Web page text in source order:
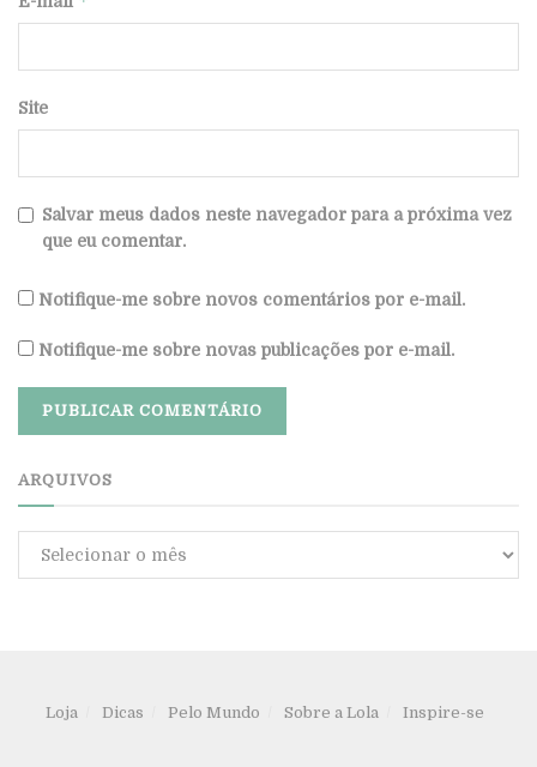
Site
Salvar meus dados neste navegador para a próxima vez
que eu comentar.
Notifique-me sobre novos comentários por e-mail.
Notifique-me sobre novas publicações por e-mail.
ARQUIVOS
Arquivos
Loja Dicas Pelo Mundo Sobre a Lola Inspire-se